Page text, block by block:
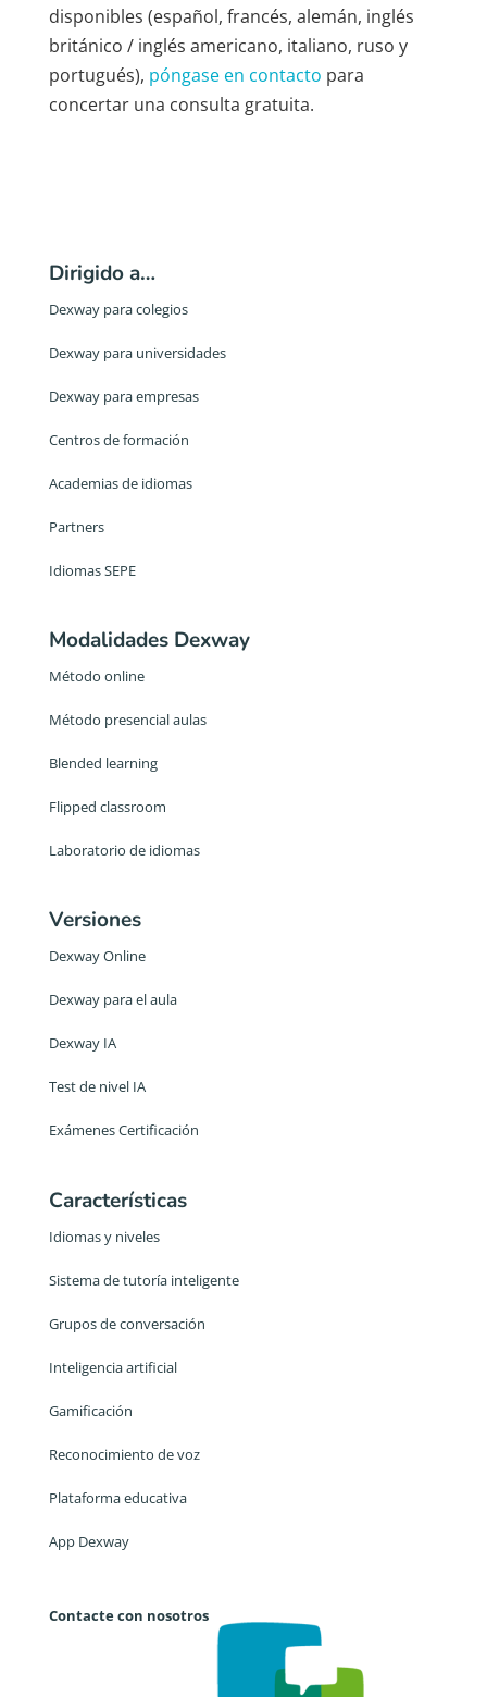
disponibles (español, francés, alemán, inglés
británico / inglés americano, italiano, ruso y
portugués), póngase en contacto para
concertar una consulta gratuita.
Dirigido a…
Dexway para colegios
Dexway para universidades
Dexway para empresas
Centros de formación
Academias de idiomas
Partners
Idiomas SEPE
Modalidades Dexway
Método online
Método presencial aulas
Blended learning
Flipped classroom
Laboratorio de idiomas
Versiones
Dexway Online
Dexway para el aula
Dexway IA
Test de nivel IA
Exámenes Certificación
Características
Idiomas y niveles
Sistema de tutoría inteligente
Grupos de conversación
Inteligencia artificial
Gamificación
Reconocimiento de voz
Plataforma educativa
App Dexway
Contacte con nosotros